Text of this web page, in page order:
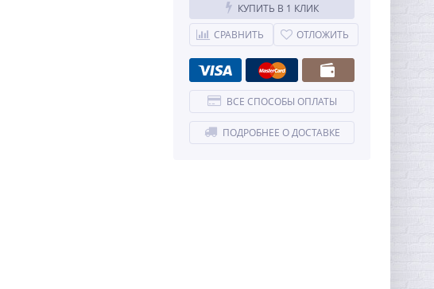
КУПИТЬ В 1 КЛИК
СРАВНИТЬ
ОТЛОЖИТЬ
ВСЕ СПОСОБЫ ОПЛАТЫ
ПОДРОБНЕЕ О ДОСТАВКЕ